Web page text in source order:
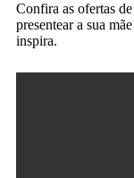
Confira as ofertas
presentear a sua
inspira.